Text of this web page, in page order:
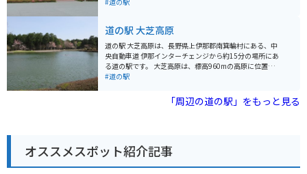
は、周辺の観光スポットにも足を運んでみてください。
ば粉を使った「天龍そば」です。 バイクで訪れる場合、
道の駅には広い駐車場が完備されているので安心です。
周辺には、中央アルプスを望むワインディングロードな
ど、ツーリングに最適なルートも充実しています。 お土
産には、地元産のりんごを使ったジュースやジャム、そ
道の駅 大芝高原
道の駅 大芝高原は、長野県上伊那郡南箕輪村にある、中
央自動車道 伊那インターチェンジから約15分の場所にあ
る道の駅です。 大芝高原は、標高960mの高原に位置
し、雄大なアルプスの山々を望む絶景スポットとしても
ストラン、温泉施設などが併設されており、ドライブの
休憩スポットとして最適です。 周辺には、ハイキングコ
の拠点としてもおすすめです。 地元の名産品としては、
高原野菜や果物、そばなどが有名です。道の駅では、新
鮮な農産物を購入することができます。また、レストラ
#道の駅
「周辺の道の駅」をもっと見る
オススメスポット紹介記事